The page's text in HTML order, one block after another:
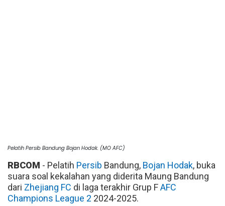
Pelatih Persib Bandung Bojan Hodak. (MO AFC)
RBCOM - Pelatih Persib Bandung, Bojan Hodak, buka
suara soal kekalahan yang diderita Maung Bandung
dari Zhejiang FC di laga terakhir Grup FAFC
Champions League 2 2024-2025.